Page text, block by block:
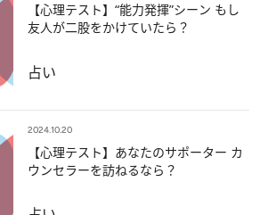
【心理テスト】“能力発揮”シーン もし
友人が二股をかけていたら？
占い
2024.10.20
【心理テスト】あなたのサポーター カ
ウンセラーを訪ねるなら？